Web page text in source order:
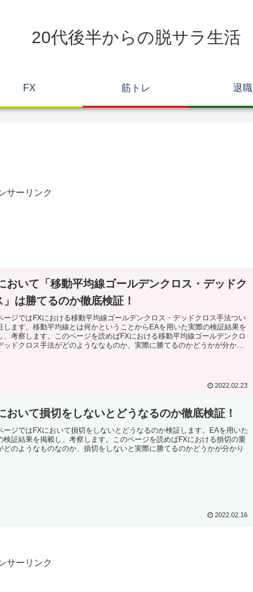
20代後半からの脱サラ生活
FX 筋トレ 退職
サーリンク
おいて「移動平均線ゴールデンクロス・デッドク
」は勝てるのか徹底検証！
ージではFXにおける移動平均線ゴールデンクロス・デッドクロス手法つい
します。移動平均線とは何かということからEAを用いた実際の検証結果を
、考察します。このページを読めばFXにおける移動平均線ゴールデンクロ
ッドクロス手法がどのようななものか、実際に勝てるのかどうかが分かり
2022.02.23
おいて損切をしないとどうなるのか徹底検証！
ージではFXにおいて損切をしないとどうなるのか検証します。EAを用いた
検証結果を掲載し、考察します。このページを読めばFXにおける損切の重
どのようなものなのか、損切をしないと実際に勝てるのかどうかが分かり
2022.02.16
サーリンク